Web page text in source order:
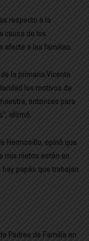
respecto a la
causa de los
afecte a las familias.
la primaria Vicente
los motivos de
entonces para
afirmó.
Hermosillo, opinó que
mis nietos están en
papás que trabajan
Padres de Familia en